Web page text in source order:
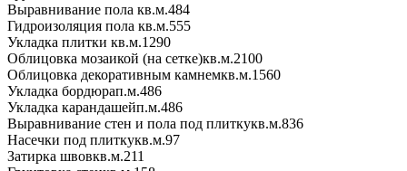
Выравнивание пола кв.м.484
Гидроизоляция пола кв.м.555
Укладка плитки кв.м.1290
Облицовка мозаикой (на сетке)кв.м.2100
Облицовка декоративным камнемкв.м.1560
Укладка бордюрап.м.486
Укладка карандашейп.м.486
Выравнивание стен и пола под плиткукв.м.836
Насечки под плиткукв.м.97
Затирка швовкв.м.211